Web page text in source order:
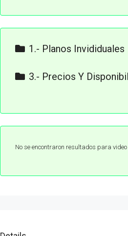
1.- Planos Invididuales
R1. UNIDADES. NERÓ
3.- Precios Y
Pricelist Nero Tankah -
No se encontraron resultados para